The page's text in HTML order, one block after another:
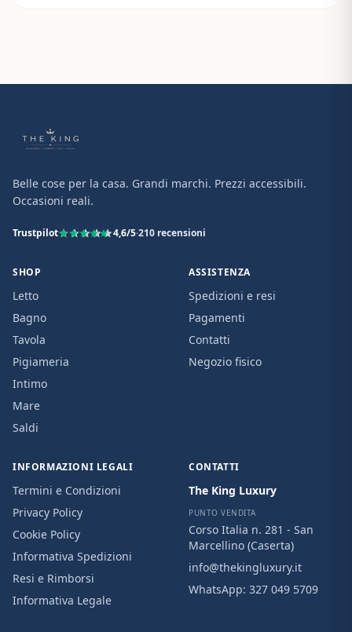
Belle cose per la casa. Grandi marchi. Prezzi accessibili.
Occasioni reali.
Trustpilot 4,6/5·210 recensioni
SHOP
Letto
Bagno
Tavola
Pigiameria
Intimo
Mare
Saldi
ASSISTENZA
Spedizioni e resi
Pagamenti
Contatti
Negozio fisico
INFORMAZIONI LEGALI
Termini e Condizioni
Privacy Policy
Cookie Policy
Informativa Spedizioni
Resi e Rimborsi
Informativa Legale
CONTATTI
The King Luxury
PUNTO VENDITA
Corso Italia n. 281 - San
Marcellino (Caserta)
info@thekingluxury.it
WhatsApp: 327 049 5709